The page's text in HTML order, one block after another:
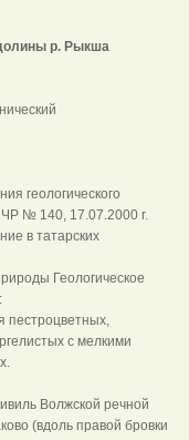
р. Рыкша
геологического
№ 140, 17.07.2000 г.
в татарских
Геологическое
пестроцветных,
с мелкими
Волжской речной
(вдоль правой бровки